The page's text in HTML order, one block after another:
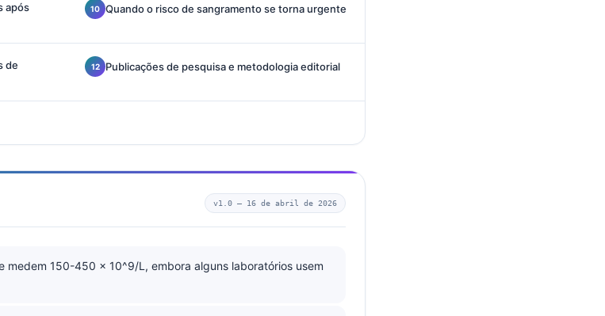
após
Quando o risco de sangramento se torna urgente
de
Publicações de pesquisa e metodologia editorial
v1.0 — 16 de abril de 2026
medem 150-450 × 10^9/L, embora alguns laboratórios usem